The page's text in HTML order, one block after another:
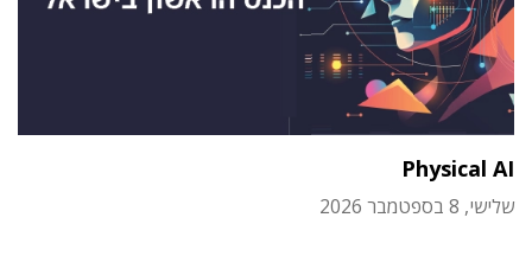
Physical AI
שלישי, 8 בספטמבר 2026